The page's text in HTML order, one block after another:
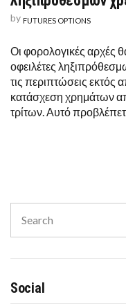
by FUTURES OPTIONS
Οι φορολογικές αρχές
οφειλέτες
τις περιπτώσεις
κατάσχεση χρημάτων
τρίτων. Αυτό
for:
Social